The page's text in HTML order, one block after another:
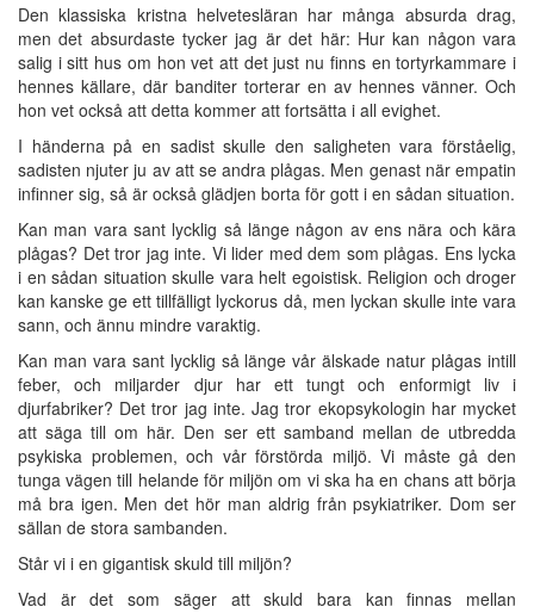
Den klassiska kristna helvetesläran har många absurda drag,
men det absurdaste tycker jag är det här: Hur kan någon vara
salig i sitt hus om hon vet att det just nu finns en tortyrkammare i
hennes källare, där banditer torterar en av hennes vänner. Och
hon vet också att detta kommer att fortsätta i all evighet.
I händerna på en sadist skulle den saligheten vara förståelig,
sadisten njuter ju av att se andra plågas. Men genast när empatin
infinner sig, så är också glädjen borta för gott i en sådan situation.
Kan man vara sant lycklig så länge någon av ens nära och kära
plågas? Det tror jag inte. Vi lider med dem som plågas. Ens lycka
i en sådan situation skulle vara helt egoistisk. Religion och droger
kan kanske ge ett tillfälligt lyckorus då, men lyckan skulle inte vara
sann, och ännu mindre varaktig.
Kan man vara sant lycklig så länge vår älskade natur plågas intill
feber, och miljarder djur har ett tungt och enformigt liv i
djurfabriker? Det tror jag inte. Jag tror ekopsykologin har mycket
att säga till om här. Den ser ett samband mellan de utbredda
psykiska problemen, och vår förstörda miljö. Vi måste gå den
tunga vägen till helande för miljön om vi ska ha en chans att börja
må bra igen. Men det hör man aldrig från psykiatriker. Dom ser
sällan de stora sambanden.
Står vi i en gigantisk skuld till miljön?
Vad är det som säger att skuld bara kan finnas mellan